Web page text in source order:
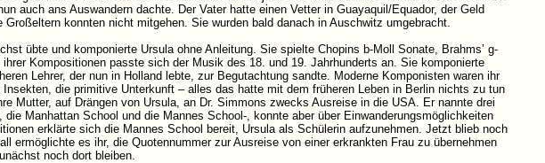
auch ans Auswandern dachte. Der Vater hatte einen Vetter in Guayaquil/Equador, der Geld
konnten nicht mitgehen. Sie wurden bald danach in Auschwitz umgebracht.
übte und komponierte Ursula ohne Anleitung. Sie spielte Chopins b-Moll Sonate, Brahms’ g-
Kompositionen passte sich der Musik des 18. und 19. Jahrhunderts an. Sie komponierte
Lehrer, der nun in Holland lebte, zur Begutachtung sandte. Moderne Komponisten waren ihr
die primitive Unterkunft – alles das hatte mit dem früheren Leben in Berlin nichts zu tun
Mutter, auf Drängen von Ursula, an Dr. Simmons zwecks Ausreise in die USA. Er nannte drei
Manhattan School und die Mannes School-, konnte aber über Einwanderungsmöglichkeiten
erklärte sich die Mannes School bereit, Ursula als Schülerin aufzunehmen. Jetzt blieb noch
ermöglichte es ihr, die Quotennummer zur Ausreise von einer erkrankten Frau zu übernehmen
noch dort bleiben.